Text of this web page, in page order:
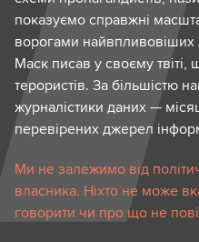
показуємо справжні
ворогами найвпливовіших
Маск писав у своєму
терористів. За більшістю
журналістики даних —
перевірених джерел
Ми не залежимо від
власника. Ніхто не може
говорити чи про що не